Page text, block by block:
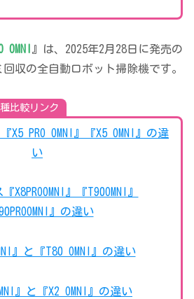
OMNI 』は、2025年2月28日に発売の
収の全自動ロボット掃除機です。
比較リンク
『X5 PRO OMNI』『X5 OMNI』の違
い
X8PROOMNI』『T90OMNI』
』の違い
』と『T80 OMNI』の違い
』と『X2 OMNI』の違い